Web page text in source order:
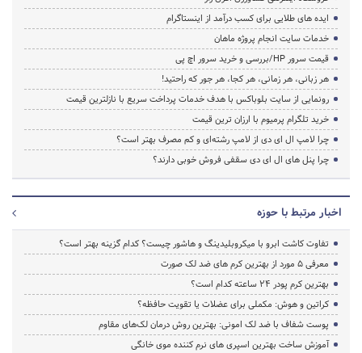
ایده های طلایی برای کسب درآمد از اینستاگرام
خدمات سایت انجام پروژه ماهان
قیمت سرور HP/بررسی و خرید سرور اچ پی
هر زبانی، هر زمانی، هر کجا، هر جور که راحتید!
رونمایی از سایت بلوباکس با هدف خدمات پرداخت سریع با نازلترین قیمت
خرید تلگرام پرمیوم با ارزان ترین قیمت
چرا لامپ ال ای دی از لامپ رشته‌ای و کم مصرف بهتر است؟
چرا پنل های ال ای دی سقفی فروش خوبی دارند؟
اخبار مرتبط با حوزه
تفاوت کاشت ابرو با میکروبلیدینگ و هاشور چیست؟ کدام گزینه بهتر است؟
معرفی 5 مورد از بهترین کرم های ضد لک صورت
بهترین کرم پودر 24 ساعته کدام است؟
کراتین و هوش: مکملی برای عضلات یا تقویت حافظه؟
پوست شفاف با ضد لک امونی: بهترین روش درمان لک‌های مقاوم
آموزش ساخت بهترین اسپری های نرم‌ کننده موی خانگی